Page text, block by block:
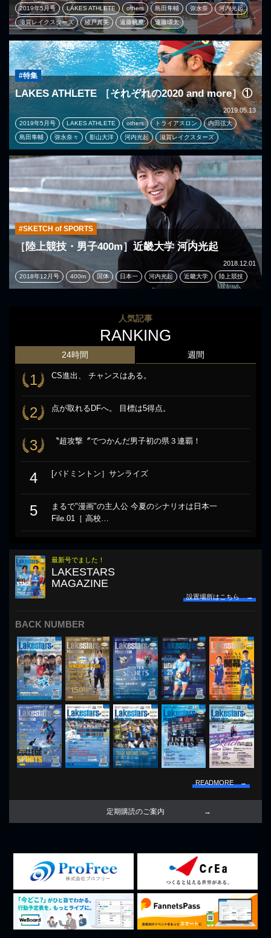
2019年5月号 LAKES ATHLETE others 島田隼輔 弥永奈 河内光起
滋賀レイクスターズ 綾戸真美 遠藤帆夏 遠藤環太
#特集
LAKES ATHLETE ［それぞれの2020 and more］①
2019.05.13
2019年5月号 LAKES ATHLETE others トライアスロン 内田弦大
島田隼輔 弥永奈々 影山大洋 河内光起 滋賀レイクスターズ
#SKETCH of SPORTS
［陸上競技・男子400m］近畿大学 河内光起
2018.12.01
2018年12月号 400m 国体 日本一 河内光起 近畿大学 陸上競技
人気記事
RANKING
24時間
1 CS進出、 チャンスはある。
2 点が取れるDFへ。 目標は5得点。
3 〝超攻撃〞でつかんだ男子初の県３連覇！
4 [バドミントン］サンライズ
5
まるで"漫画"の主人公 今夏のシナリオは日本一
File.01［ 高校…
週間
最新号でました！
LAKESTARS
MAGAZINE
設置場所はこちら →
BACK NUMBER
READMORE →
定期購読のご案内